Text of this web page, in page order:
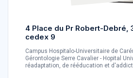
4 Place du Pr Robert-Debré,
cedex 9
Campus Hospitalo-Universitaire de
Gérontologie Serre Cavalier - Hopital
réadaptation, de rééducation et